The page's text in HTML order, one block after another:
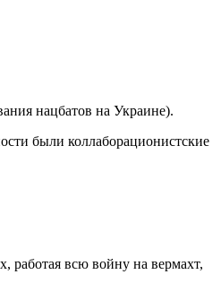
нацбатов на Украине).
были коллаборационистские
всю войну на вермахт,